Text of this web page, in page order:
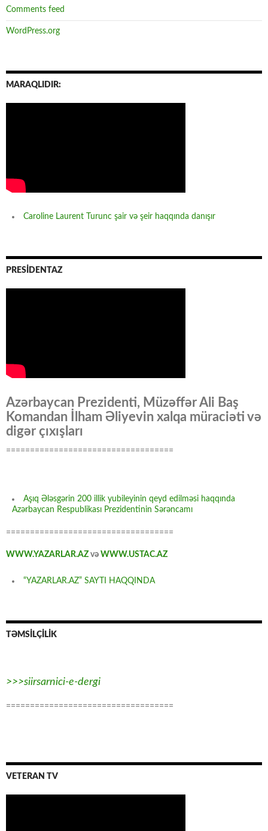
Comments feed
WordPress.org
MARAQLIDIR:
Caroline Laurent Turunc şair və şeir haqqında danışır
PRESİDENTAZ
Azərbaycan Prezidenti, Müzəffər Ali Baş
Komandan İlham Əliyevin xalqa müraciəti və
digər çıxışları
===================================
Aşıq Ələsgərin 200 illik yubileyinin qeyd edilməsi haqqında
Azərbaycan Respublikası Prezidentinin Sərəncamı
===================================
WWW.YAZARLAR.AZ və WWW.USTAC.AZ
“YAZARLAR.AZ” SAYTI HAQQINDA
TƏMSİLÇİLİK
>>>siirsarnici-e-dergi
===================================
VETERAN TV